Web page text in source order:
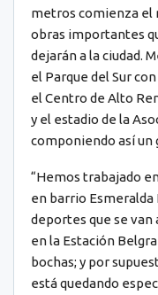
metros comienza el
obras importantes
dejarán a la ciudad.
el Parque del Sur
el Centro de Alto
y el estadio de la
componiendo así un
“Hemos trabajado
en barrio Esmeralda
deportes que se van
en la Estación
bochas; y por
está quedando